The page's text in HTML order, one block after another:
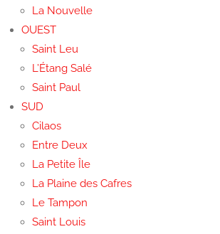
La Nouvelle
OUEST
Saint Leu
L’Étang Salé
Saint Paul
SUD
Cilaos
Entre Deux
La Petite Île
La Plaine des Cafres
Le Tampon
Saint Louis